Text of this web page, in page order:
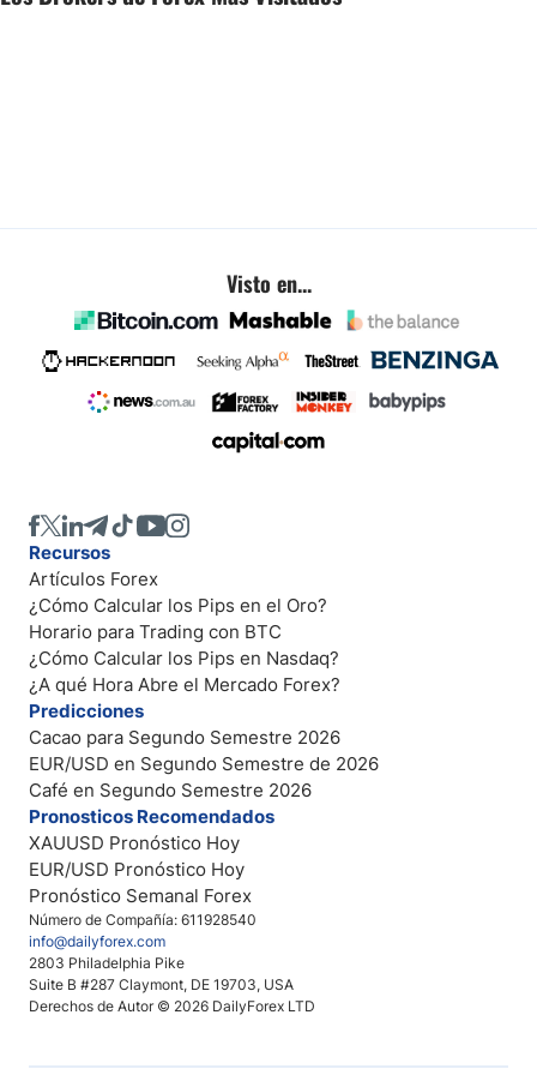
Visto en...
Número de Compañía: 611928540
info@dailyforex.com
2803 Philadelphia Pike
Suite B #287 Claymont, DE 19703, USA
Derechos de Autor © 2026 DailyForex LTD
Recursos
Artículos Forex
¿Cómo Calcular los Pips en el Oro?
Horario para Trading con BTC
¿Cómo Calcular los Pips en Nasdaq?
¿A qué Hora Abre el Mercado Forex?
Predicciones
Cacao para Segundo Semestre 2026
EUR/USD en Segundo Semestre de 2026
Café en Segundo Semestre 2026
Pronosticos Recomendados
XAUUSD Pronóstico Hoy
EUR/USD Pronóstico Hoy
Pronóstico Semanal Forex